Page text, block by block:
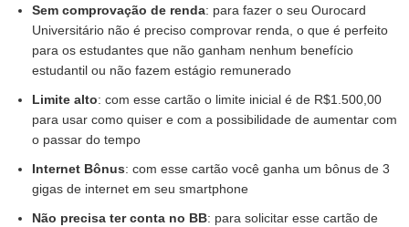
Sem comprovação de renda: para fazer o seu Ourocard
Universitário não é preciso comprovar renda, o que é perfeito
para os estudantes que não ganham nenhum benefício
estudantil ou não fazem estágio remunerado
Limite alto: com esse cartão o limite inicial é de R$1.500,00
para usar como quiser e com a possibilidade de aumentar com
o passar do tempo
Internet Bônus: com esse cartão você ganha um bônus de 3
gigas de internet em seu smartphone
Não precisa ter conta no BB: para solicitar esse cartão de